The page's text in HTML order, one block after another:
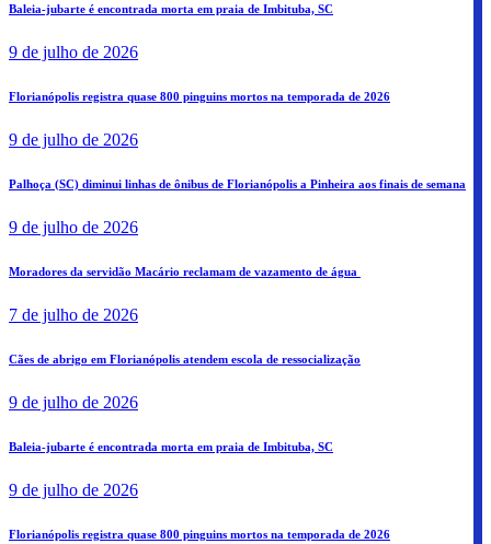
Baleia-jubarte é encontrada morta em praia de Imbituba, SC
9 de julho de 2026
Florianópolis registra quase 800 pinguins mortos na temporada de 2026
9 de julho de 2026
Palhoça (SC) diminui linhas de ônibus de Florianópolis a Pinheira aos finais de semana
9 de julho de 2026
Moradores da servidão Macário reclamam de vazamento de água
7 de julho de 2026
Cães de abrigo em Florianópolis atendem escola de ressocialização
9 de julho de 2026
Baleia-jubarte é encontrada morta em praia de Imbituba, SC
9 de julho de 2026
Florianópolis registra quase 800 pinguins mortos na temporada de 2026